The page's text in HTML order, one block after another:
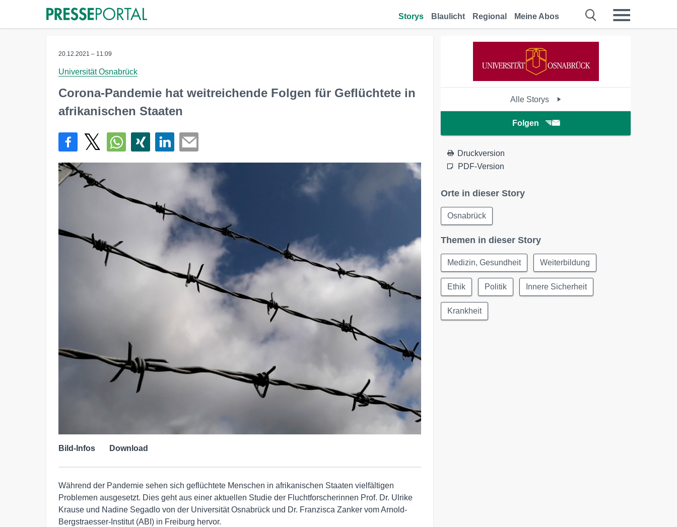
Storys Blaulicht Regional Meine Abos
20.12.2021 – 11:09
Universität Osnabrück
Corona-Pandemie hat weitreichende Folgen für Geflüchtete in
afrikanischen Staaten
Bild-Infos Download
Während der Pandemie sehen sich geflüchtete Menschen in afrikanischen Staaten vielfältigen
Problemen ausgesetzt. Dies geht aus einer aktuellen Studie der Fluchtforscherinnen Prof. Dr. Ulrike
Krause und Nadine Segadlo von der Universität Osnabrück und Dr. Franzisca Zanker vom Arnold-
Bergstraesser-Institut (ABI) in Freiburg hervor.
Alle Storys
Folgen
Druckversion
PDF-Version
Orte in dieser Story
Osnabrück
Themen in dieser Story
Medizin, Gesundheit Weiterbildung
Ethik Politik Innere Sicherheit
Krankheit